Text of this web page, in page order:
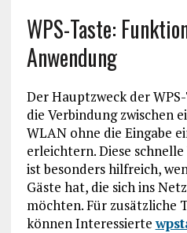
WPS-Taste:
Anwendung
Der Hauptzweck der
die Verbindung zwischen
WLAN ohne die Eingabe
erleichtern. Diese
ist besonders hilfreich,
Gäste hat, die sich ins
möchten. Für zusätzliche
können Interessierte